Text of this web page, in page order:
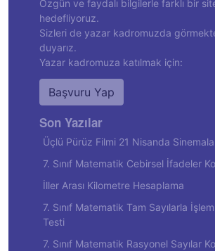
Özgün ve faydalı bilgilerle farklı bir
hedefliyoruz.
Sizleri de yazar kadromuzda
duyarız.
Yazar kadromuza katılmak için:
Başvuru Yap
Son Yazılar
Üçlü Pürüz Filmi 21 Nisanda
7. Sınıf Matematik Cebirsel İfadeler
İller Arası Kilometre Hesaplama
7. Sınıf Matematik Tam Sayılarla
Testi
7. Sınıf Matematik Rasyonel Sayılar